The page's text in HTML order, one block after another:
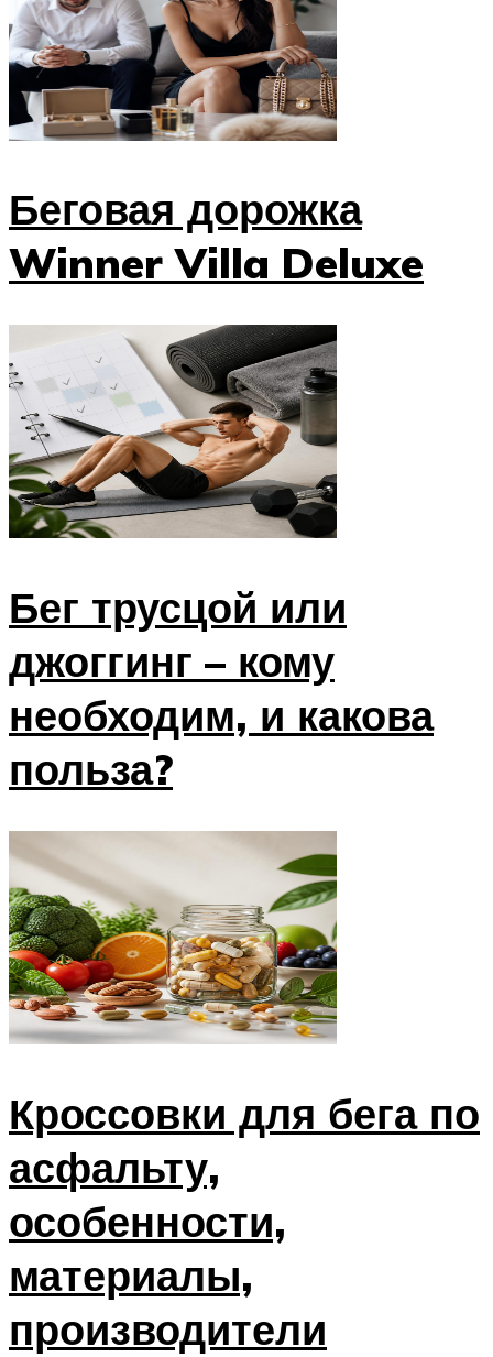
Беговая дорожка
Winner Villa Deluxe
Бег трусцой или
джоггинг – кому
необходим, и какова
польза?
Кроссовки для бега по
асфальту,
особенности,
материалы,
производители